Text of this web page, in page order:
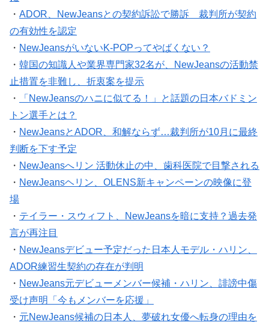
ADOR、NewJeansとの契約訴訟で勝訴 裁判所が契約
の有効性を認定
NewJeansがいないK-POPってやばくない？
韓国の知識人や業界専門家32名が、NewJeansの活動禁
止措置を非難し、折衷案を提示
「NewJeansのハニに似てる！」と話題の日本バドミン
トン選手とは？
NewJeansとADOR、和解ならず…裁判所が10月に最終
判断を下す予定
NewJeansへリン 活動休止の中、歯科医院で目撃される
NewJeansヘリン、OLENS新キャンペーンの映像に登
場
テイラー・スウィフト、NewJeansを暗に支持？過去発
言が再注目
NewJeansデビュー予定だった日本人モデル・ハリン、
ADOR練習生契約の存在が判明
NewJeans元デビューメンバー候補・ハリン、誹謗中傷
受け声明「今もメンバーを応援」
元NewJeans候補の日本人、夢破れ女優へ転身の理由を